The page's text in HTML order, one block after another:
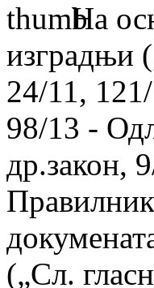
На
изградњи
24/11,
98/13 -
др.закон,
(„Сл.